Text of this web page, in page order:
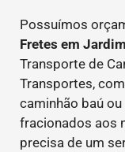
Possuímos
Fretes em
Transporte de
Transportes,
caminhão baú
fracionados aos
precisa de um